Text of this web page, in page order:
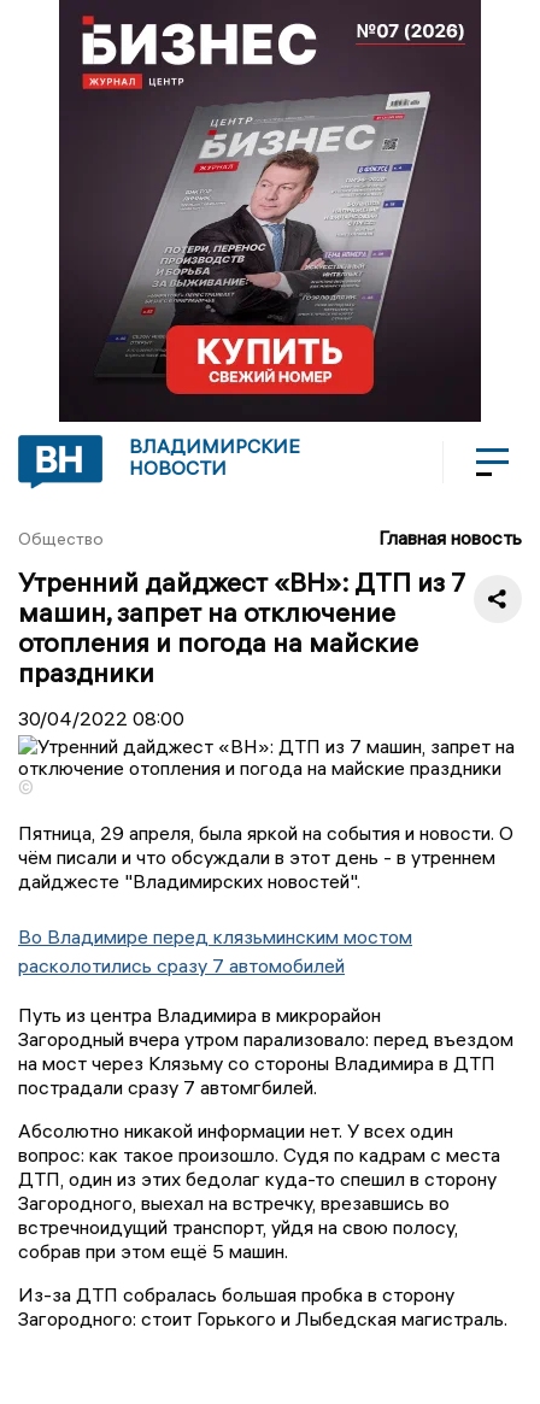
ВЛАДИМИРСКИЕ
НОВОСТИ
Общество Главная новость
Утренний дайджест «ВН»: ДТП из 7
машин, запрет на отключение
отопления и погода на майские
праздники
30/04/2022 08:00
©
Пятница, 29 апреля, была яркой на события и новости. О
чём писали и что обсуждали в этот день - в утреннем
дайджесте "Владимирских новостей".
Во Владимире перед клязьминским мостом
расколотились сразу 7 автомобилей
Путь из центра Владимира в микрорайон
Загородный вчера утром парализовало: перед въездом
на мост через Клязьму со стороны Владимира в ДТП
пострадали сразу 7 автомгбилей.
Абсолютно никакой информации нет. У всех один
вопрос: как такое произошло. Судя по кадрам с места
ДТП, один из этих бедолаг куда-то спешил в сторону
Загородного, выехал на встречку, врезавшись во
встречноидущий транспорт, уйдя на свою полосу,
собрав при этом ещё 5 машин.
Из-за ДТП собралась большая пробка в сторону
Загородного: стоит Горького и Лыбедская магистраль.